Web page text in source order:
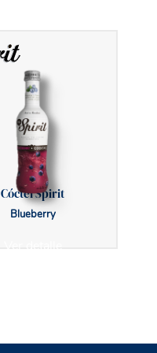
Cóctel Spirit
Blueberry